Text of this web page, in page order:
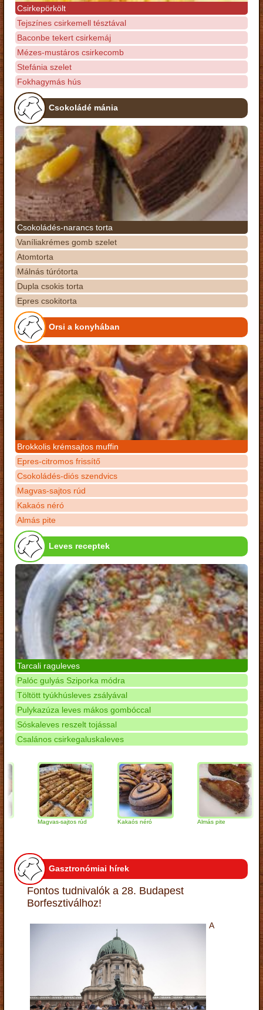
Csirkepörkölt
Tejszínes csirkemell tésztával
Baconbe tekert csirkemáj
Mézes-mustáros csirkecomb
Stefánia szelet
Fokhagymás hús
Csokoládé mánia
Csokoládés-narancs torta
Vaníliakrémes gomb szelet
Atomtorta
Málnás túrótorta
Dupla csokis torta
Epres csokitorta
Orsi a konyhában
Brokkolis krémsajtos muffin
Epres-citromos frissítő
Csokoládés-diós szendvics
Magvas-sajtos rúd
Kakaós néró
Almás pite
Leves receptek
Tarcali raguleves
Palóc gulyás Sziporka módra
Töltött tyúkhúsleves zsályával
Pulykazúza leves mákos gombóccal
Sóskaleves reszelt tojással
Csalános csirkegaluskaleves
Magvas-sajtos rúd Kakaós néró Almás pite
Gasztronómiai hírek
Fontos tudnivalók a 28. Budapest
Borfesztiválhoz!
A